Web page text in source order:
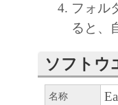
フォル
ると、
ソフトウ
名称